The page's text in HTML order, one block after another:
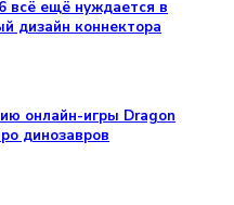
всё ещё нуждается в
дизайн коннектора
онлайн-игры Dragon
динозавров